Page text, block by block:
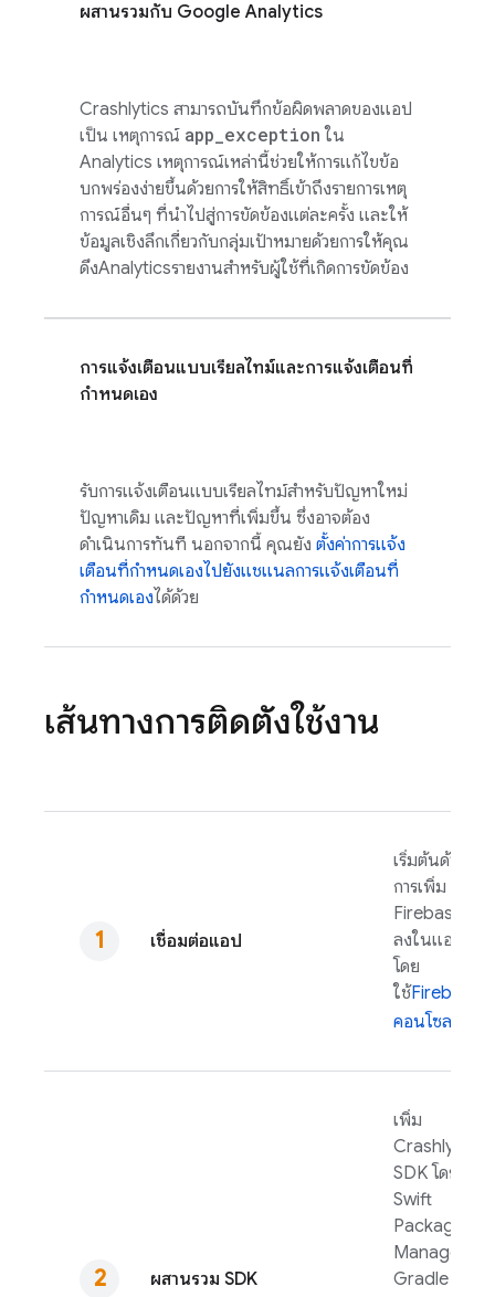
ผสานรวมกับ Google Analytics
Crashlytics สามารถบันทึกข้อผิดพลาดของแอป
เป็น เหตุการณ์ app exception ใน
Analytics เหตุการณ์เหล่านี้ช่วยให้การแก้ไขข้อ
บกพร่องง่ายขึ้นด้วยการให้สิทธิ์เข้าถึงรายการเหตุ
การณ์อื่นๆ ที่นำไปสู่การขัดข้องแต่ละครั้ง และให้
ข้อมูลเชิงลึกเกี่ยวกับกลุ่มเป้าหมายด้วยการให้คุณ
ดึงAnalyticsรายงานสำหรับผู้ใช้ที่เกิดการขัดข้อง
การแจ้งเตือนแบบเรียลไทม์และการแจ้งเตือนที่
กำหนดเอง
รับการแจ้งเตือนแบบเรียลไทม์สำหรับปัญหาใหม่
ปัญหาเดิม และปัญหาที่เพิ่มขึ้น ซึ่งอาจต้อง
ดำเนินการทันที นอกจากนี้ คุณยัง ตั้งค่าการแจ้ง
เตือนที่กำหนดเองไปยังแชแนลการแจ้งเตือนที่
กำหนดเองได้ด้วย
เส้นทางการติดตั้งใช้งาน
เชื่อมต่อแอป
เริ่มต้นด้วย
การเพิ่ม
Firebase
ลงในแอป
โดย
ใช้Firebase
คอนโซล
ผสานรวม SDK
เพิ่ม
Crashlytics
SDK โดยใช้
Swift
Package
Manager,
Gradle หรือ